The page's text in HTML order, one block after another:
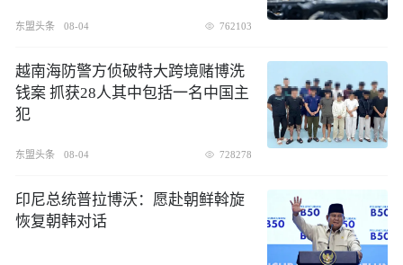
东盟头条 08-04 762103
越南海防警方侦破特大跨境赌博洗
钱案 抓获28人其中包括一名中国主
犯
东盟头条 08-04 728278
印尼总统普拉博沃：愿赴朝鲜斡旋
恢复朝韩对话